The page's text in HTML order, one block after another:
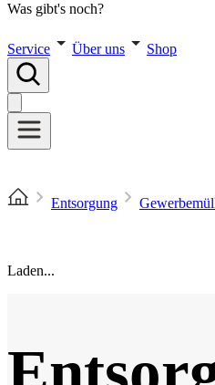
Was gibt's noch?
Service Über uns Shop
Entsorgung
Laden...